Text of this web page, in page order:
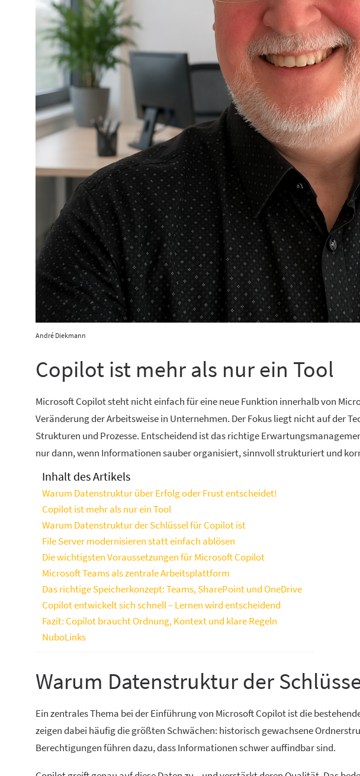
André Diekmann
Copilot ist mehr als nur ein Tool
Microsoft Copilot steht nicht einfach für eine neue Funktion innerhalb von
Veränderung der Arbeitsweise in Unternehmen. Der Fokus liegt nicht auf der
Strukturen und Prozesse. Entscheidend ist das richtige
nur dann, wenn Informationen sauber organisiert, sinnvoll strukturiert und
Inhalt des Artikels
Warum Datenstruktur über Erfolg oder Frust entscheidet!
Copilot ist mehr als nur ein Tool
Warum Datenstruktur der Schlüssel für Copilot ist
File Server modernisieren statt einfach ablösen
Die wichtigsten Voraussetzungen für Microsoft Copilot
Microsoft Teams als zentrale Arbeitsplattform
Das richtige Speicherkonzept: Teams, SharePoint und OneDrive
Copilot entwickelt sich schnell – Lernen wird entscheidend
Fazit: Copilot braucht Ordnung, Kontext und klare Regeln
NuboLinks
Warum Datenstruktur der
Ein zentrales Thema bei der Einführung von Microsoft Copilot ist die
zeigen dabei häufig die größten Schwächen: historisch gewachsene
Berechtigungen führen dazu, dass Informationen schwer auffindbar sind.